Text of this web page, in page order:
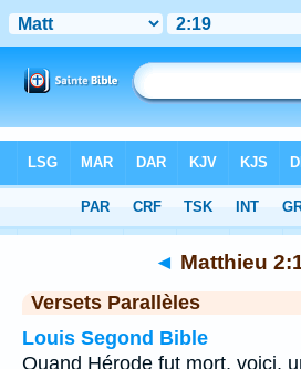
Chapitre 2 > Verset 19
◄ Matthieu
Versets Parallèles
Louis Segond Bible
Quand Hérode fut mort, voici,